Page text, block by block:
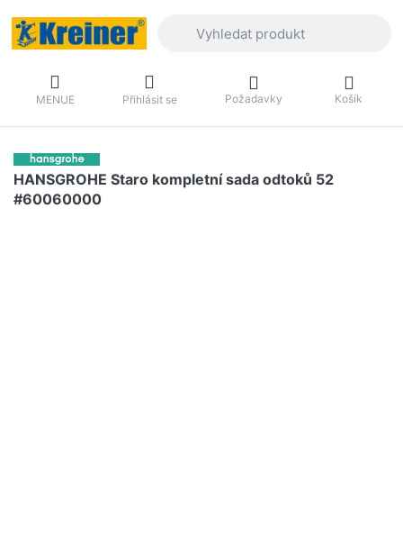
MENUE Přihlásit se Požadavky Košík
HANSGROHE Staro kompletní sada odtoků 52
#60060000